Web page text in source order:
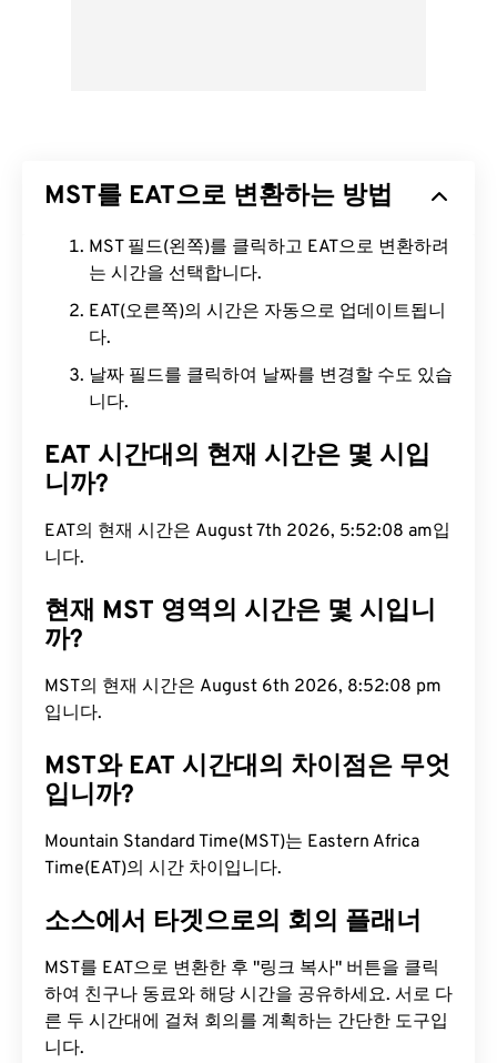
MST를 EAT으로 변환하는 방법
MST 필드(왼쪽)를 클릭하고 EAT으로 변환하려
는 시간을 선택합니다.
EAT(오른쪽)의 시간은 자동으로 업데이트됩니
다.
날짜 필드를 클릭하여 날짜를 변경할 수도 있습
니다.
EAT 시간대의 현재 시간은 몇 시입
니까?
EAT의 현재 시간은 August 7th 2026, 5:52:09 am입
니다.
현재 MST 영역의 시간은 몇 시입니
까?
MST의 현재 시간은 August 6th 2026, 8:52:09 pm
입니다.
MST와 EAT 시간대의 차이점은 무엇
입니까?
Mountain Standard Time(MST)는 Eastern Africa
Time(EAT)의 시간 차이입니다.
소스에서 타겟으로의 회의 플래너
MST를 EAT으로 변환한 후 "링크 복사" 버튼을 클릭
하여 친구나 동료와 해당 시간을 공유하세요. 서로 다
른 두 시간대에 걸쳐 회의를 계획하는 간단한 도구입
니다.